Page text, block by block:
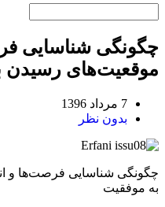
چگونگی شناسایی
موقعیت‌های رسیدن
7 مرداد 1396
بدون نظر
چگونگی شناسایی فرصت‌ها و
به موفقیت